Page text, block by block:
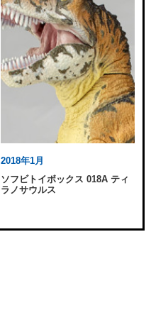
2018年1月
ソフビトイボックス 018A ティ
ラノサウルス